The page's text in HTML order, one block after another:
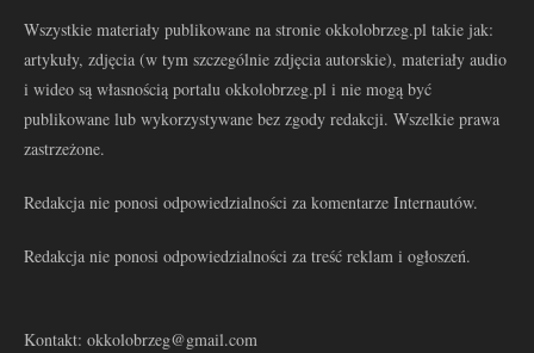
Wszystkie materiały publikowane na stronie okkolobrzeg.pl takie jak:
artykuły, zdjęcia (w tym szczególnie zdjęcia autorskie), materiały audio
i wideo są własnością portalu okkolobrzeg.pl i nie mogą być
publikowane lub wykorzystywane bez zgody redakcji. Wszelkie prawa
zastrzeżone.
Redakcja nie ponosi odpowiedzialności za komentarze Internautów.
Redakcja nie ponosi odpowiedzialności za treść reklam i ogłoszeń.
Kontakt: okkolobrzeg@gmail.com